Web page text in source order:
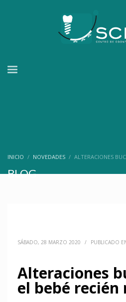
INICIO NOVEDADES ALTERACIONES
BLOG
SÁBADO, 28 MARZO 2020 / PUBLICADO
Alteraciones
el bebé recién